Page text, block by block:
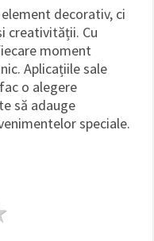
decorativ, ci
creativității. Cu
moment
Aplicațiile sale
o alegere
să adauge
speciale.